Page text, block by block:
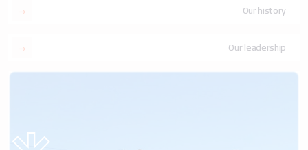
Our history
Our leadership